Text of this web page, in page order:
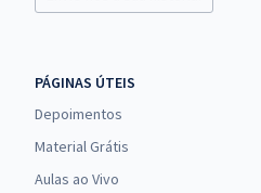
PÁGINAS ÚTEIS
Depoimentos
Material Grátis
Aulas ao Vivo